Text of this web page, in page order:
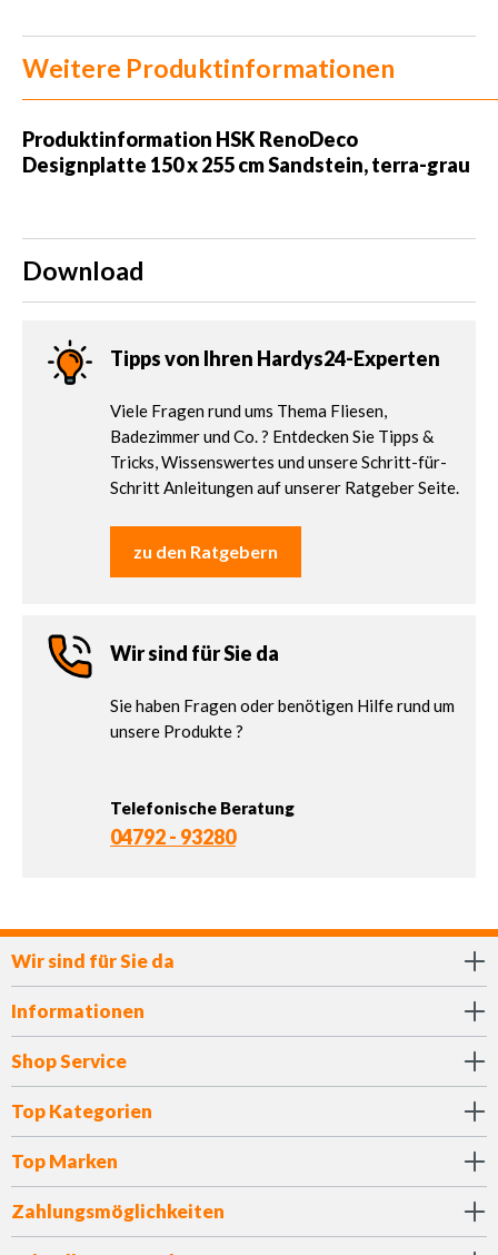
Weitere Produktinformationen
Produktinformation HSK RenoDeco
Designplatte 150 x 255 cm Sandstein, terra-grau
Download
Tipps von Ihren Hardys24-Experten
Viele Fragen rund ums Thema Fliesen,
Badezimmer und Co. ? Entdecken Sie Tipps &
Tricks, Wissenswertes und unsere Schritt-für-
Schritt Anleitungen auf unserer Ratgeber Seite.
zu den Ratgebern
Wir sind für Sie da
Sie haben Fragen oder benötigen Hilfe rund um
unsere Produkte ?
Telefonische Beratung
04792 - 93280
Wir sind für Sie da
Informationen
Shop Service
Top Kategorien
Top Marken
Zahlungsmöglichkeiten